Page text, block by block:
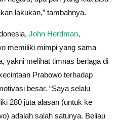
lakukan,” tambahnya.
John Herdman,
memiliki mimpi yang sama
yakni melihat timnas berlaga di
Prabowo terhadap
besar. “Saya selalu
280 juta alasan (untuk ke
adalah salah satunya. Beliau